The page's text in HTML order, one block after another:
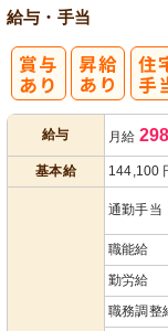
給与・手当
給与 月給
基本給 144,100
通勤手当
職能給
勤労給
職務調整